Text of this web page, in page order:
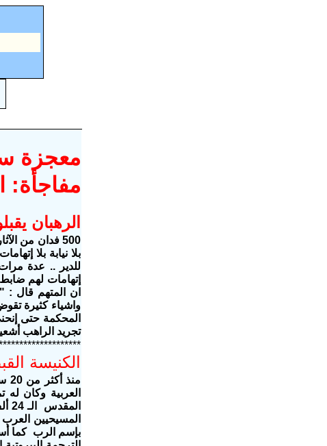
معجزة
مفاجأة:
الرهبان
500 فدان من
بلا نيابة بلا
للدير .. عدة
ان المتهم قال
واشياء كثيرة
المحكمة حتى
تجريد الراهب
الكنيسة
العربية وكان له
المسيحيين
بإسم الرب كما